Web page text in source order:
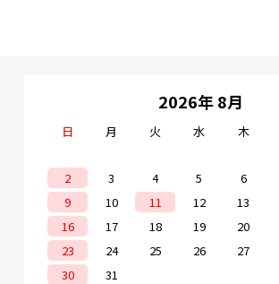
2026年 8月
日 月 火 水 木
2
3 4 5 6
9
10 11 12 13
16
17 18 19 20
23
24 25 26 27
30
31